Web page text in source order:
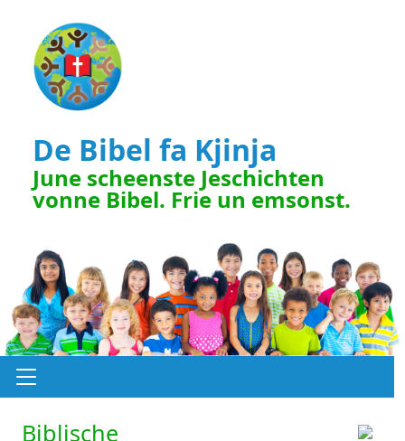
De Bibel fa Kjinja
June scheenste Jeschichten
vonne Bibel. Frie un emsonst.
Biblische